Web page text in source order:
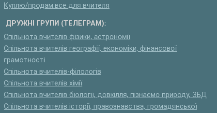
Куплю/продам:все для вчителя
ДРУЖНІ ГРУПИ (ТЕЛЕГРАМ):
Спільнота вчителів фізики, астрономії
Спільнота вчителів географії, економіки, фінансової
грамотності
Спільнота вчителів-філологів
Спільнота вчителів хімії
Спільнота вчителів біології, довкілля, пізнаємо природу, ЗБД
Спільнота вчителів історії, правознавства, громадянської